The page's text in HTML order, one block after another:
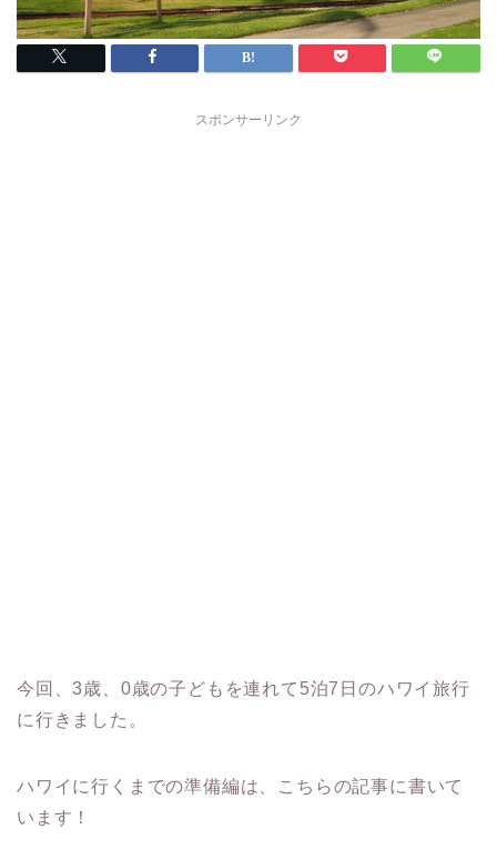
スポンサーリンク
今回、3歳、0歳の子どもを連れて5泊7日のハワイ旅行
に行きました。
ハワイに行くまでの準備編は、こちらの記事に書いて
います！